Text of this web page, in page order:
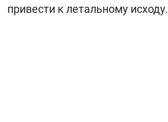
привести к летальному исходу.